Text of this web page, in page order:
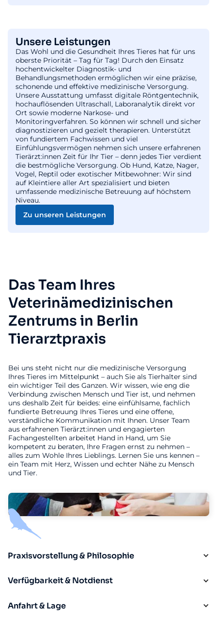
Unsere Leistungen
Das Wohl und die Gesundheit Ihres Tieres hat für uns
oberste Priorität – Tag für Tag! Durch den Einsatz
hochentwickelter Diagnostik- und
Behandlungsmethoden ermöglichen wir eine präzise,
schonende und effektive medizinische Versorgung.
Unsere Ausstattung umfasst digitale Röntgentechnik,
hochauflösenden Ultraschall, Laboranalytik direkt vor
Ort sowie moderne Narkose- und
Monitoringverfahren. So können wir schnell und sicher
diagnostizieren und gezielt therapieren. Unterstützt
von fundiertem Fachwissen und viel
Einfühlungsvermögen nehmen sich unsere erfahrenen
Tierärzt:innen Zeit für Ihr Tier – denn jedes Tier verdient
die bestmögliche Versorgung. Ob Hund, Katze, Nager,
Vogel, Reptil oder exotischer Mitbewohner: Wir sind
auf Kleintiere aller Art spezialisiert und bieten
umfassende medizinische Betreuung auf höchstem
Niveau.
Zu unseren Leistungen
Das Team Ihres
Veterinämedizinischen
Zentrums in Berlin
Tierarztpraxis
Bei uns steht nicht nur die medizinische Versorgung
Ihres Tieres im Mittelpunkt – auch Sie als Tierhalter sind
ein wichtiger Teil des Ganzen. Wir wissen, wie eng die
Verbindung zwischen Mensch und Tier ist, und nehmen
uns deshalb Zeit für beides: eine einfühlsame, fachlich
fundierte Betreuung Ihres Tieres und eine offene,
verständliche Kommunikation mit Ihnen. Unser Team
aus erfahrenen Tierärzt:innen und engagierten
Fachangestellten arbeitet Hand in Hand, um Sie
kompetent zu beraten, Ihre Fragen ernst zu nehmen –
alles zum Wohle Ihres Lieblings. Lernen Sie uns kennen –
ein Team mit Herz, Wissen und echter Nähe zu Mensch
und Tier.
Praxisvorstellung & Philosophie
Verfügbarkeit & Notdienst
Anfahrt & Lage